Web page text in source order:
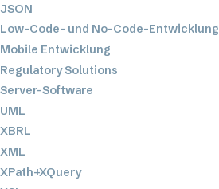
JSON
Low-Code- und No-Code-Entwicklung
Mobile Entwicklung
Regulatory Solutions
Server-Software
UML
XBRL
XML
XPath+XQuery